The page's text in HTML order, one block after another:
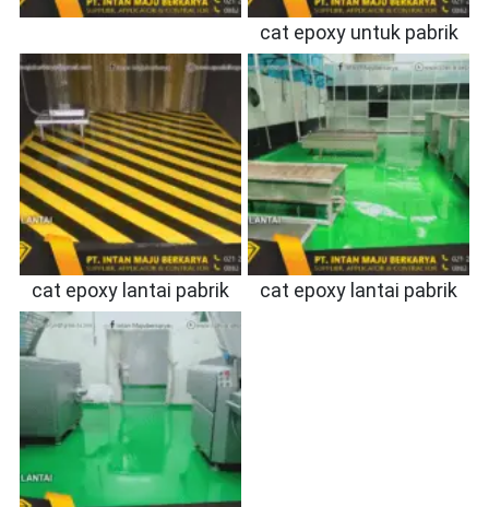
cat epoxy untuk pabrik
cat epoxy lantai pabrik cat epoxy lantai pabrik